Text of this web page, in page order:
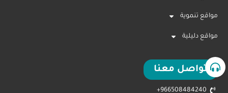
مواقع تنموية
مواقع دليلية
تواصل معنا
966508484240+